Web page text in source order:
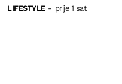
LIFESTYLE - prije 1 sat